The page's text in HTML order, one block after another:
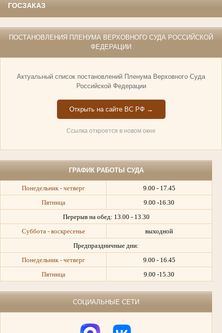
ГОСЗАКАЗ
ПОСТАНОВЛЕНИЯ ПЛЕНУМА ВЕРХОВНОГО СУДА РОССИЙСКОЙ
ФЕДЕРАЦИИ
Актуальный список постановлений Пленума Верховного Суда
Российской Федерации
Открыть на сайте ВС РФ →
Ссылка откроется в новом окне
ГРАФИК РАБОТЫ СУДА
Понедельник - четверг
9.00 - 17.45
Пятница
9.00 -16.30
Перерыв на обед: 13.00 - 13.30
Суббота - воскресенье
выходной
Предпраздничные дни:
Понедельник - четверг
9.00 - 16.45
Пятница
9.00 -15.30
СОЦИАЛЬНЫЕ СЕТИ